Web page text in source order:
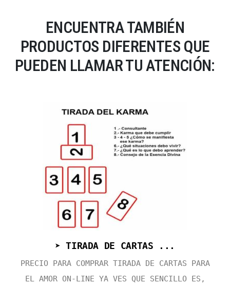
ENCUENTRA TAMBIÉN
PRODUCTOS DIFERENTES QUE
PUEDEN LLAMAR TU ATENCIÓN:
➤ TIRADA DE CARTAS ...
PRECIO PARA COMPRAR TIRADA DE CARTAS PARA
EL AMOR ON-LINE YA VES QUE SENCILLO ES,